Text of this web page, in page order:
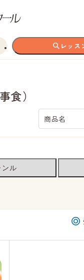
レッス
食）
商品名
ンル